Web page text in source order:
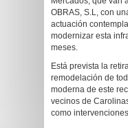
OBRAS, S.L, con
actuación
modernizar esta
meses.
Está prevista la
remodelación de
moderna de este
vecinos de
como